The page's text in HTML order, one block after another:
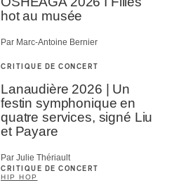
hot au musée
Par Marc-Antoine Bernier
CRITIQUE DE CONCERT
Lanaudière 2026 | Un
festin symphonique en
quatre services, signé Liu
et Payare
Par Julie Thériault
CRITIQUE DE CONCERT
HIP HOP